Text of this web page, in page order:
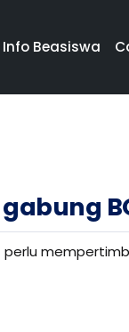
Info Beasiswa
perlu